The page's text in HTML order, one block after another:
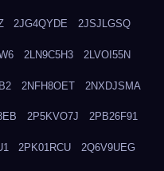
2JG4QYDE 2JSJLGSQ
2LN9C5H3 2LVOI55N
2NFH8OET 2NXDJSMA
2P5KVO7J 2PB26F91
2PK01RCU 2Q6V9UEG